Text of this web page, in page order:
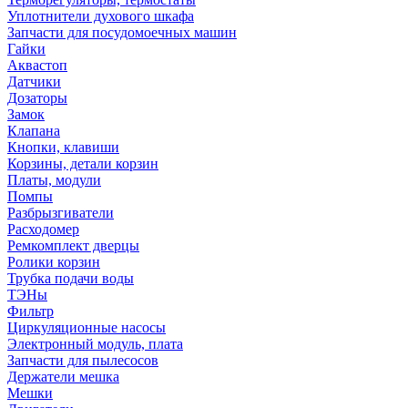
Уплотнители духового шкафа
Запчасти для посудомоечных машин
Гайки
Аквастоп
Датчики
Дозаторы
Замок
Клапана
Кнопки, клавиши
Корзины, детали корзин
Платы, модули
Помпы
Разбрызгиватели
Расходомер
Ремкомплект дверцы
Ролики корзин
Трубка подачи воды
ТЭНы
Фильтр
Циркуляционные насосы
Электронный модуль, плата
Запчасти для пылесосов
Держатели мешка
Мешки